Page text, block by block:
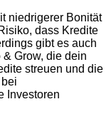
niedrigerer Bonität
dass Kredite
gibt es auch
Grow, die dein
streuen und die
Investoren